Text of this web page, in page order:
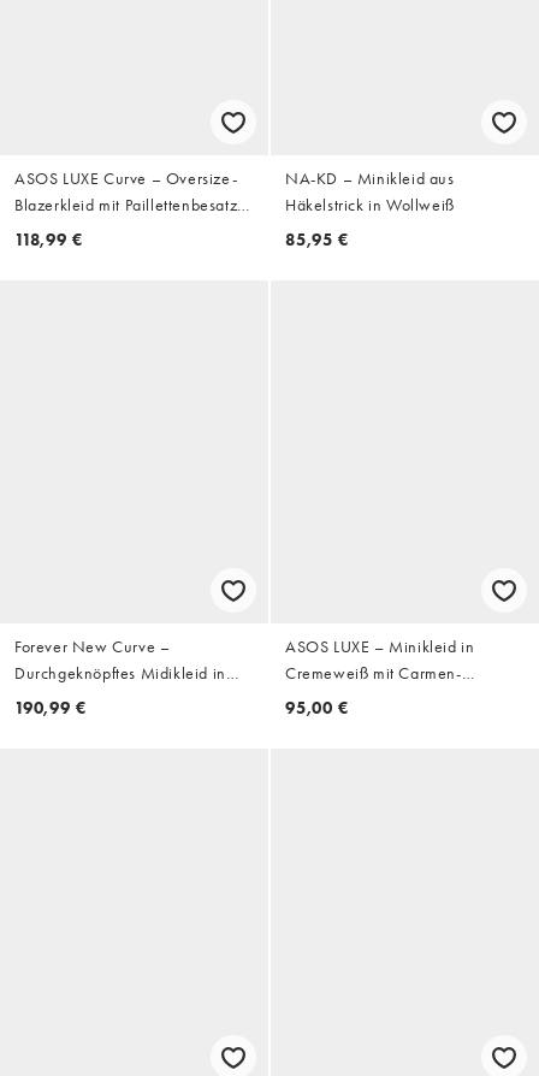
ASOS LUXE Curve – Oversize-
Blazerkleid mit Paillettenbesatz
in Weiß
118,99 €
NA-KD – Minikleid aus
Häkelstrick in Wollweiß
85,95 €
Forever New Curve –
Durchgeknöpftes Midikleid in
Weiß geblümt mit Ballonärmeln
190,99 €
ASOS LUXE – Minikleid in
Cremeweiß mit Carmen-
Ausschnitt und Palmenstickerei
95,00 €